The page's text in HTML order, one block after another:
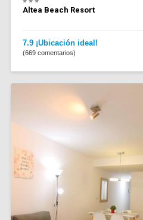
Altea Beach Resort
7.9 ¡Ubicación ideal!
(669 comentarios)